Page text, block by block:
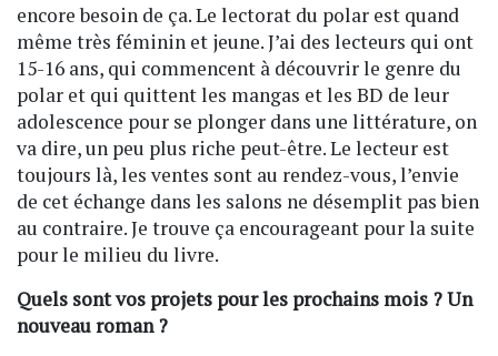
encore besoin de ça. Le lectorat du polar est quand
même très féminin et jeune. J’ai des lecteurs qui ont
15-16 ans, qui commencent à découvrir le genre du
polar et qui quittent les mangas et les BD de leur
adolescence pour se plonger dans une littérature, on
va dire, un peu plus riche peut-être. Le lecteur est
toujours là, les ventes sont au rendez-vous, l’envie
de cet échange dans les salons ne désemplit pas bien
au contraire. Je trouve ça encourageant pour la suite
pour le milieu du livre.
Quels sont vos projets pour les prochains mois ? Un
nouveau roman ?